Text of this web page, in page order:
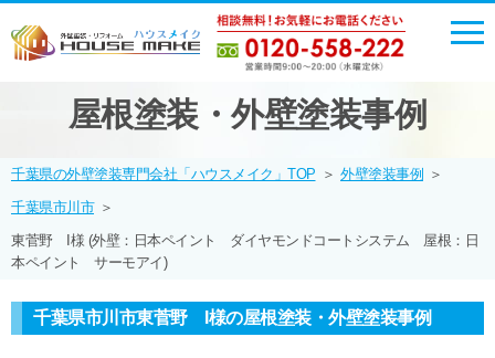
屋根塗装・外壁塗装事例
千葉県の外壁塗装専門会社「ハウスメイク」TOP ＞ 外壁塗装事例
＞
千葉県市川市 ＞
東菅野 I様 (外壁：日本ペイント ダイヤモンドコートシステム 屋根：日
本ペイント サーモアイ)
千葉県市川市東菅野 I様の屋根塗装・外壁塗装事例